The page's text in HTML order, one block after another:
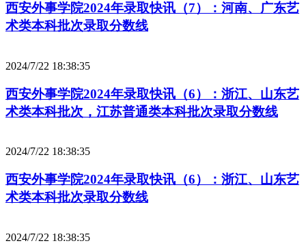
西安外事学院2024年录取快讯（7）：河南、广东艺
术类本科批次录取分数线
2024/7/22 18:38:35
西安外事学院2024年录取快讯（6）：浙江、山东艺
术类本科批次，江苏普通类本科批次录取分数线
2024/7/22 18:38:35
西安外事学院2024年录取快讯（6）：浙江、山东艺
术类本科批次录取分数线
2024/7/22 18:38:35